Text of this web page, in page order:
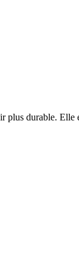
plus durable. Elle